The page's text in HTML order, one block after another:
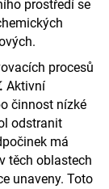
prostředí se
procesů
. Aktivní
činnost nízké
odstranit
má
těch oblastech
unaveny. Toto